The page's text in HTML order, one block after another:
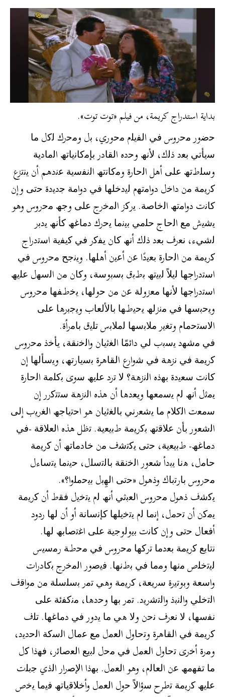
بداية استدراج كريمة، من فيلم «توت توت».
ﺣﺿور ﻣﺣروس ﻓﻲ اﻟﻔﯾﻠم ﻣﺣوري، ﺑل وﻣﺣرك ﻟﻛل ﻣﺎ
ﺳﯾﺄﺗﻲ ﺑﻌد ذﻟك، ﻷﻧﮫ وﺣده اﻟﻘﺎدر ﺑﺈﻣﻛﺎﻧﯾﺎﺗﮫ اﻟﻣﺎدﯾﺔ
وﺳﻠطﺗﮫ ﻋﻠﻰ أھل اﻟﺣﺎرة وﻣﻛﺎﻧﺗﮫ اﻟﻧﻔﺳﯾﺔ ﻋﻧدھم أن ﯾﻧﺗزع
ﻛرﯾﻣﺔ ﻣن داﺧل دواﻣﺗﮭم ﻟﯾدﺧﻠﮭﺎ ﻓﻲ دواﻣﺔ ﺟدﯾدة ﺣﺗﻰ وإن
ﻛﺎﻧت دواﻣﺗﮫ اﻟﺧﺎﺻﺔ. ﯾرﻛز اﻟﻣﺧرج ﻋﻠﻰ وﺟﮫ ﻣﺣروس وھو
ﯾﺷﯾش ﻣﻊ اﻟﺣﺎج ﺣﻠﻣﻲ ﺑﯾﻧﻣﺎ ﯾﺣرك دﻣﺎﻏﮫ ﻛﺄﻧﮫ ﯾدﺑر
ﻟﺷﻲء، ﻧﻌرف ﺑﻌد ذﻟك أﻧﮫ ﻛﺎن ﯾﻔﻛر ﻓﻲ ﻛﯾﻔﯾﺔ اﺳﺗدراج
ﻛرﯾﻣﺔ ﻣن اﻟﺣﺎرة ﺑﻌﯾدًا ﻋن أﻋﯾن أھﻠﮭﺎ. وﯾﻧﺟﺢ ﻣﺣروس ﻓﻲ
اﺳﺗدراﺟﮭﺎ ﻟﯾﻼً ﻟﺑﯾﺗﮫ ﺑطﺑق ﺑﺳﺑوﺳﺔ، وﻛﺎن ﻣن اﻟﺳﮭل ﻋﻠﯾﮫ
اﺳﺗدراﺟﮭﺎ ﻷﻧﮭﺎ ﻣﻌزوﻟﺔ ﻋن ﻣن ﺣوﻟﮭﺎ، ﯾﺧطﻔﮭﺎ ﻣﺣروس
وﯾﺣﺑﺳﮭﺎ ﻓﻲ ﻣﻧزﻟﮫ ﯾﺣﯾطﮭﺎ ﺑﺎﻷﻟﻌﺎب وﯾﺟﺑرھﺎ ﻋﻠﻰ
اﻻﺳﺗﺣﻣﺎم وﺗﻐﯾر ﻣﻼﺑﺳﮭﺎ ﻟﻣﻼﺑس ﺗﻠﯾق ﺑﺎﻣرأة.
ﻓﻲ ﻣﺷﮭد ﯾﺳﺑب ﻟﻲ داﺋﻣًﺎ اﻟﻐﺛﯾﺎن واﻟﺧﻧﻘﺔ، ﯾﺄﺧذ ﻣﺣروس
ﻛرﯾﻣﺔ ﻓﻲ ﻧزھﺔ ﻓﻲ ﺷوارع اﻟﻘﺎھرة ﺑﺳﯾﺎرﺗﮫ، وﯾﺳﺄﻟﮭﺎ إن
ﻛﺎﻧت ﺳﻌﯾدة ﺑﮭذه اﻟﻧزھﺔ؟ ﻻ ﺗرد ﻋﻠﯾﮫ ﺳوى ﺑﻛﻠﻣﺔ اﻟﺣﺎرة
ﯾﻣﺛل أﻧﮫ ﻟم ﯾﺳﻣﻌﮭﺎ وﯾﻌدھﺎ أن ھذه اﻟﻧزھﺔ ﺳﺗﺗﻛرر إن
ﺳﻣﻌت اﻟﻛﻼم ﻣﺎ ﯾﺷﻌرﻧﻲ ﺑﺎﻟﻐﺛﯾﺎن ھو اﺣﺗﯾﺎﺟﮫ اﻟﻐرﯾب إﻟﻰ
اﻟﺷﻌور ﺑﺄن ﻋﻼﻗﺗﮫ ﺑﻛرﯾﻣﺔ طﺑﯾﻌﯾﺔ. ﺗظل ھذه اﻟﻌﻼﻗﺔ -ﻓﻲ
دﻣﺎﻏﮫ- طﺑﯾﻌﯾﺔ، ﺣﺗﻰ ﯾﻛﺗﺷف ﻣن ﺧﺎدﻣﺎﺗﮫ أن ﻛرﯾﻣﺔ
ﺣﺎﻣل، ھﻧﺎ ﯾﺑدأ ﺷﻌور اﻟﺧﻧﻘﺔ ﺑﺎﻟﺗﺳﻠل، ﺣﯾﻧﻣﺎ ﯾﺗﺳﺎءل
ﻣﺣروس ﺑﺎرﺗﺑﺎك وذھول «ﺣﺗﻰ اﻟﮭِﺑل ﺑﯾﺣﻣﻠوا؟».
ﯾﻛﺷف ذھول ﻣﺣروس اﻟﻌﺑﺛﻲ أﻧﮫ ﻟم ﯾﺗﺧﯾل ﻓﻘط أن ﻛرﯾﻣﺔ
ﯾﻣﻛن أن ﺗﺣﻣل، إﻧﻣﺎ ﻟم ﯾﺗﺧﯾﻠﮭﺎ ﻛﺈﻧﺳﺎﻧﺔ أو أن ﻟﮭﺎ ردود
أﻓﻌﺎل ﺣﺗﻰ وإن ﻛﺎﻧت ﺑﯾوﻟوﺟﯾﺔ ﻋﻠﻰ اﻏﺗﺻﺎﺑﮫ ﻟﮭﺎ.
ﻧﺗﺎﺑﻊ ﻛرﯾﻣﺔ ﺑﻌدﻣﺎ ﺗرﻛﮭﺎ ﻣﺣروس ﻓﻲ ﻣﺣطﺔ رﻣﺳﯾس
ﻟﯾﺗﺧﻠص ﻣﻧﮭﺎ وﻣﻣﺎ ﻓﻲ ﺑطﻧﮭﺎ. ﻓﯾﺻور اﻟﻣﺧرج ﺑﻛﺎدرات
واﺳﻌﺔ وﺑوﺗﯾرة ﺳرﯾﻌﺔ، ﻛرﯾﻣﺔ وھﻲ ﺗﻣر ﺑﺳﻠﺳﻠﺔ ﻣن ﻣواﻗف
اﻟﺗﺧﻠﻲ واﻟﻧﺑذ واﻟﺗﺷرﯾد. ﺗﻣر ﺑﮭﺎ وﺣدھﺎ، ﻣﻧﻛﻔﺋﺔ ﻋﻠﻰ
ﻧﻔﺳﮭﺎ، ﻻ ﻧﻌرف ﻧﺣن وﻻ ھﻲ ﻣﺎ ﯾدور ﻓﻲ دﻣﺎﻏﮭﺎ. ﺗﻠف
ﻛرﯾﻣﺔ ﻓﻲ اﻟﻘﺎھرة وﺗﺣﺎول اﻟﻌﻣل ﻣﻊ ﻋﻣﺎل اﻟﺳﻛﺔ اﻟﺣدﯾد،
وﻣرة أﺧرى ﺗﺣﺎول اﻟﻌﻣل ﻓﻲ ﻣﺣل ﻟﺑﯾﻊ اﻟﻌﺻﺎﺋر، ﻓﮭذا ﻛل
ﻣﺎ ﺗﻔﮭﻣﮫ ﻋن اﻟﻌﺎﻟم، وھو اﻟﻌﻣل. ﺑﮭذا اﻹﺻرار اﻟذي ﺟﺑﻠت
ﻋﻠﯾﮫ ﻛرﯾﻣﺔ ﺗطرح ﺳؤاﻻً ﺣول اﻟﻌﻣل وأﺧﻼﻗﯾﺎﺗﮫ ﻓﯾﻣﺎ ﯾﺧص